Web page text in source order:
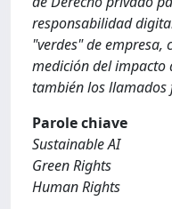
responsabilidad
"verdes" de empresa,
medición del impacto
también los llamados
Parole chiave
Sustainable AI
Green Rights
Human Rights